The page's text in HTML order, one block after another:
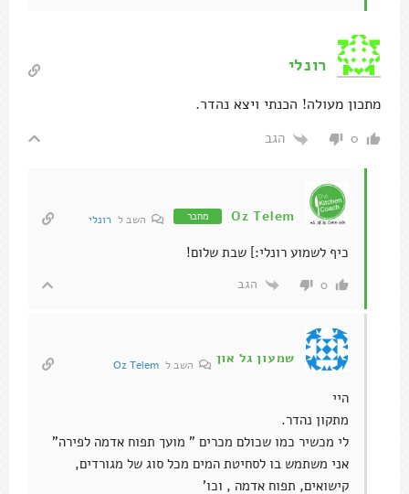
רונלי
מתכון מעולה! הכנתי ויצא נהדר.
0 הגב
Oz Telem מחבר השב ל רונלי
כיף לשמוע רונלי:] שבת שלום!
0 הגב
שמעון גל און השב לOz Telem
היי
מתקון נהדר.
לי מכשיר כמו שכולם מכרים " מועך תפוח אדמה לפירה"
אני משתמש בו לסחיטת המים מכל סוג של מגורדים,
קישואים, תפוח אדמה , וכו'